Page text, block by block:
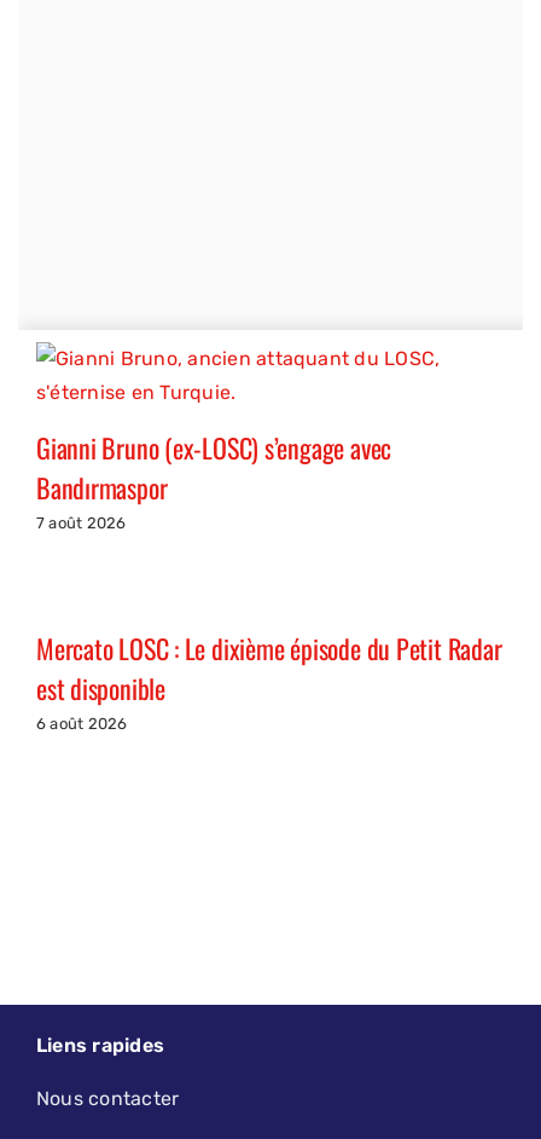
Gianni Bruno (ex-LOSC) s’engage avec
Bandırmaspor
7 août 2026
Mercato LOSC : Le dixième épisode du Petit Radar
est disponible
6 août 2026
Liens rapides
Nous contacter